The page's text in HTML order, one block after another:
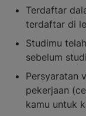
Terdaftar
terdaftar di
Studimu
sebelum
Persyaratan
pekerjaan
kamu untuk